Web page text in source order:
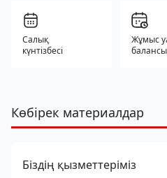
Салық
күнтізбесі
Жұмыс
балансы
Көбірек материалдар
Біздің қызметтеріміз